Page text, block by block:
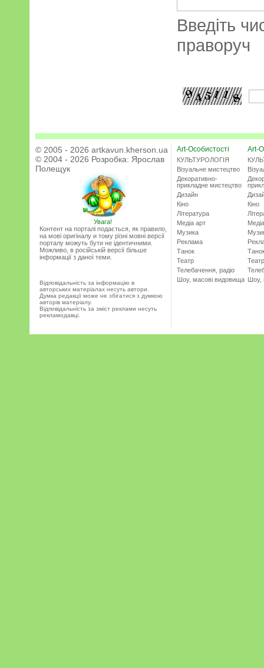
Введіть
праворуч
© 2005 - 2026 artkavun.kherson.ua
© 2004 - 2026 Розробка: Ярослав
Полещук
Увага!
Контент на порталі подається, як правило,
на мові оригіналу и тому різні мовні версії
порталу можуть бути не ідентичними.
Можливо, в російській версії більше
інформації з даної теми.
Відповідальність за інформацію в
авторських матеріалах несуть автори.
Думка редакції може не збігатися з думкою
авторів матеріалу.
Відповідальність за зміст реклами несуть
рекламодавці.
Art-Особистості
КУЛЬТУРОЛОГІЯ
Візуальне мистецтво
Декоративно-
прикладне мистецтво
Дизайн
Кіно
Література
Медіа арт
Музика
Реклама
Танок
Театр
Телебачення, радіо
Шоу, масові видовища
Art-
Кіно
Театр
Шоу,